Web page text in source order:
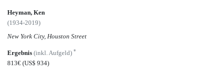
Heyman, Ken
(1934-2019)
New York City, Houston Street
Ergebnis (inkl. Aufgeld) *
813€ (US$ 934)